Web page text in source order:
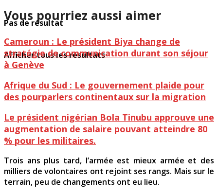
Pas de résultat
Afficher tous les résultats
Vous pourriez aussi aimer
Cameroun : Le président Biya change de
stratégie de communication durant son séjour
à Genève
Afrique du Sud : Le gouvernement plaide pour
des pourparlers continentaux sur la migration
Le président nigérian Bola Tinubu approuve une
augmentation de salaire pouvant atteindre 80
% pour les militaires.
Trois ans plus tard, l’armée est mieux armée et des
milliers de volontaires ont rejoint ses rangs. Mais sur le
terrain, peu de changements ont eu lieu.